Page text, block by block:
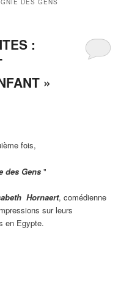
DES GENS
:
»
fois,
des Gens"
Hornaert, comédienne
sur leurs
en Egypte.